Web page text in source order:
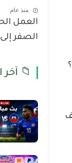
منذ عام
الصفر
📁 آخر